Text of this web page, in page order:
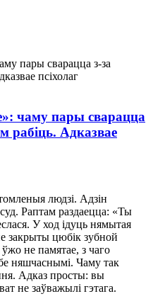
чаму пары сварацца
рабіць. Адказвае
людзі. Адзін
Раптам раздаецца: «Ты
У ход ідуць нямытая
закрыты цюбік зубной
ўжо не памятае, з чаго
няшчаснымі. Чаму так
Адказ просты: вы
не заўважылі гэтага.